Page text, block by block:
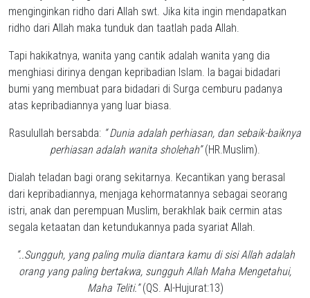
menginginkan ridho dari Allah swt. Jika kita ingin mendapatkan
ridho dari Allah maka tunduk dan taatlah pada Allah.
Tapi hakikatnya, wanita yang cantik adalah wanita yang dia
menghiasi dirinya dengan kepribadian Islam. Ia bagai bidadari
bumi yang membuat para bidadari di Surga cemburu padanya
atas kepribadiannya yang luar biasa.
Rasulullah bersabda: “ Dunia adalah perhiasan, dan sebaik-baiknya
perhiasan adalah wanita sholehah”(HR.Muslim).
Dialah teladan bagi orang sekitarnya. Kecantikan yang berasal
dari kepribadiannya, menjaga kehormatannya sebagai seorang
istri, anak dan perempuan Muslim, berakhlak baik cermin atas
segala ketaatan dan ketundukannya pada syariat Allah.
“..Sungguh, yang paling mulia diantara kamu di sisi Allah adalah
orang yang paling bertakwa, sungguh Allah Maha Mengetahui,
Maha Teliti.”(QS. Al-Hujurat:13)